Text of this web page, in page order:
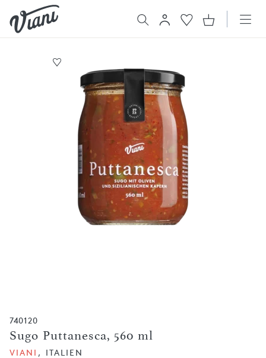
740120
Sugo Puttanesca, 560 ml
VIANI , ITALIEN